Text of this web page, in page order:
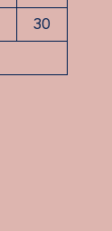
30